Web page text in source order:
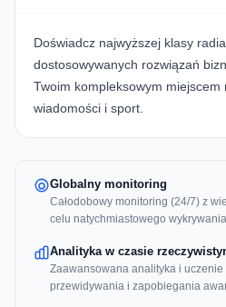
Doświadcz najwyższej klasy
dostosowywanych rozwiązań
Twoim kompleksowym
wiadomości i sport.
Globalny monitoring
Całodobowy monitoring (24/7) z
celu natychmiastowego
Analityka w czasie
Zaawansowana analityka i uczenie
przewidywania i zapobiegania